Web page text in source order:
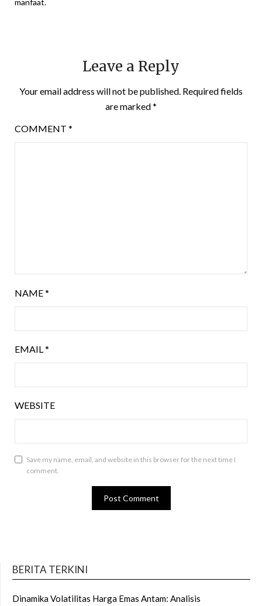
Leave a Reply
Your email address will not be published. Required fields
are marked*
COMMENT *
NAME*
EMAIL *
WEBSITE
Save my name, email, and website in this browser for the next time I
comment.
BERITA TERKINI
Dinamika Volatilitas Harga Emas Antam: Analisis